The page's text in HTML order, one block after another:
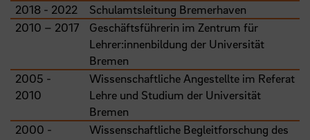
2018 - 2022
Schulamtsleitung Bremerhaven
2010 – 2017
Geschäftsführerin im Zentrum für
Lehrer:innenbildung der Universität
Bremen
2005 -
2010
Wissenschaftliche Angestellte im Referat
Lehre und Studium der Universität
Bremen
2000 -
Wissenschaftliche Begleitforschung des